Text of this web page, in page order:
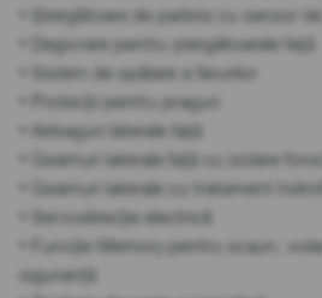
• Ștergătoare de parbriz cu senzor
• Degivrare pentru ștergătoarele față
• Sistem de spălare a farurilor
• Protecții pentru praguri
• Airbaguri laterale față
• Geamuri laterale față cu izolare
• Geamuri laterale cu tratament
• Servodirecție electrică
• Funcție Memory pentru scaun,
siguranță